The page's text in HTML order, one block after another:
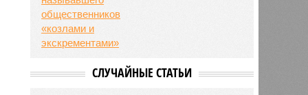
СЛУЧАЙНЫЕ СТАТЬИ